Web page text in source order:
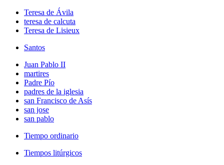
Teresa de Ávila
teresa de calcuta
Teresa de Lisieux
Santos
Juan Pablo II
martires
Padre Pío
padres de la iglesia
san Francisco de Asís
san jose
san pablo
Tiempo ordinario
Tiempos litúrgicos